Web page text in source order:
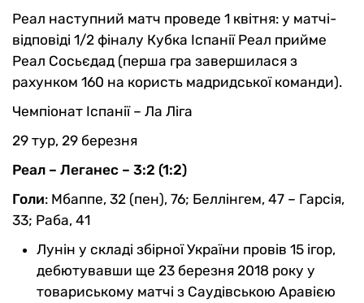
Реал наступний матч проведе 1 квітня: у матчі-
відповіді 1/2 фіналу Кубка Іспанії Реал прийме
Реал Сосьєдад (перша гра завершилася з
рахунком 160 на користь мадридської команди).
Чемпіонат Іспанії – Ла Ліга
29 тур, 29 березня
Реал – Леганес – 3:2 (1:2)
Голи: Мбаппе, 32 (пен), 76; Беллінгем, 47 – Гарсія,
33; Раба, 41
Лунін у складі збірної України провів 15 ігор,
дебютувавши ще 23 березня 2018 року у
товариському матчі з Саудівською Аравією